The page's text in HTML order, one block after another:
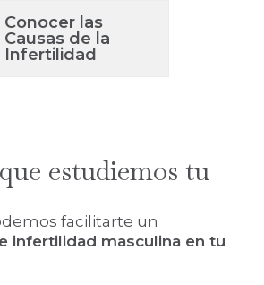
Conocer las
Causas de la
Infertilidad
estudiemos tu
facilitarte un
infertilidad masculina en tu